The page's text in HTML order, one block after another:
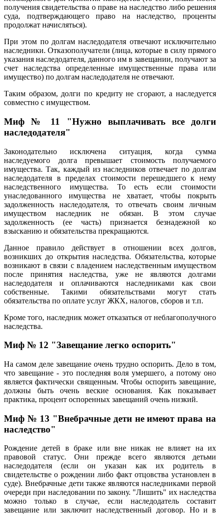
получения свидетельства о праве на наследство либо решения
суда, подтверждающего право на наследство, проценты
продолжат начисляться).
При этом по долгам наследодателя отвечают исключительно
наследники. Отказополучатели (лица, которые в силу прямого
указания наследодателя, данного им в завещании, получают за
счет наследства определенные имущественные права или
имущество) по долгам наследодателя не отвечают.
Таким образом, долги по кредиту не сгорают, а наследуется
совместно с имуществом.
Миф № 11 "Нужно выплачивать все долги
наследодателя"
Законодательно исключена ситуация, когда сумма
наследуемого долга превышает стоимость получаемого
имущества. Так, каждый из наследников отвечает по долгам
наследодателя в пределах стоимости перешедшего к нему
наследственного имущества. То есть если стоимости
унаследованного имущества не хватает, чтобы покрыть
задолженность наследодателя, то отвечать своим личным
имуществом наследник не обязан. В этом случае
задолженность (ее часть) признается безнадежной ко
взысканию и обязательства прекращаются.
Данное правило действует в отношении всех долгов,
возникших до открытия наследства. Обязательства, которые
возникают в связи с владением наследственным имуществом
после принятия наследства, уже не являются долгами
наследодателя и оплачиваются наследниками как свои
собственные. Такими обязательствами могут стать
обязательства по оплате услуг ЖКХ, налогов, сборов и т.п.
Кроме того, наследник может отказаться от неблагополучного
наследства.
Миф № 12 "Завещание легко оспорить"
На самом деле завещание очень трудно оспорить. Дело в том,
что завещание - это последняя воля умершего, а потому оно
является фактически священным. Чтобы оспорить завещание,
должны быть очень веские основания. Как показывает
практика, процент оспоренных завещаний очень низкий.
Миф № 13 "Внебрачные дети не имеют права на
наследство"
Рождение детей в браке или вне никак не влияет на их
правовой статус. Они прежде всего являются детьми
наследодателя (если он указан как их родитель в
свидетельстве о рождении либо факт отцовства установлен в
суде). Внебрачные дети также являются наследниками первой
очереди при наследовании по закону. "Лишить" их наследства
можно только в случае, если наследодатель составит
завещание или заключит наследственный договор. Но и в